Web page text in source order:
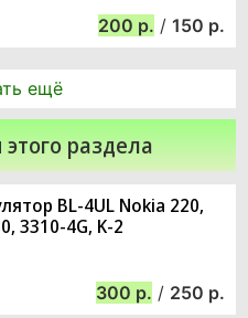
200 / 150
ещё
раздела
BL-4UL Nokia 220,
3310-4G, K-2
300 / 250